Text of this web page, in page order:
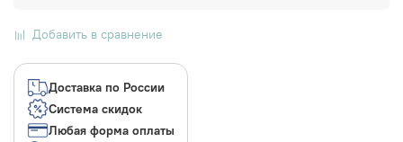
Добавить в сравнение
Доставка по России
Система скидок
Любая форма оплаты